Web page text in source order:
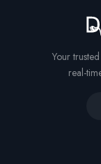
Your
real-